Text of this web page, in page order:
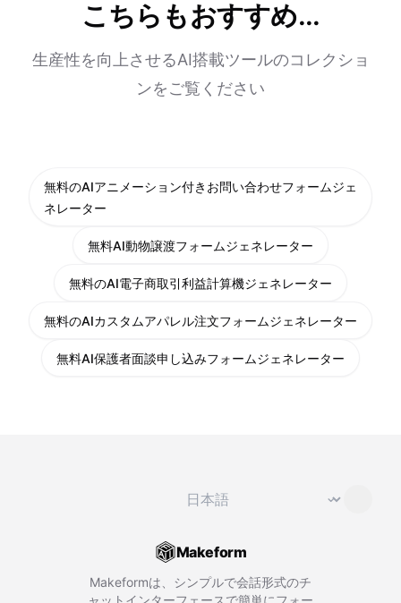
こちらもおすすめ...
生産性を向上させるAI搭載ツールのコレクショ
ンをご覧ください
無料のAIアニメーション付きお問い合わせフォームジェ
ネレーター
無料AI動物譲渡フォームジェネレーター
無料のAI電子商取引利益計算機ジェネレーター
無料のAIカスタムアパレル注文フォームジェネレーター
無料AI保護者面談申し込みフォームジェネレーター
言語を変更 ⌄
Makeform
Makeformは、シンプルで会話形式のチ
ャットインターフェースで簡単にフォー